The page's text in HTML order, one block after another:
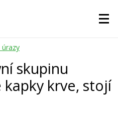
skupinu
krve, stojí